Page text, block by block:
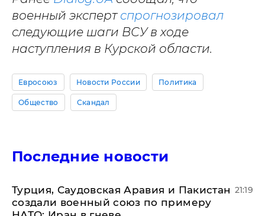
военный эксперт спрогнозировал
следующие шаги ВСУ в ходе
наступления в Курской области.
Евросоюз Новости России Политика
Общество Скандал
Последние новости
Турция, Саудовская Аравия и Пакистан
создали военный союз по примеру
21:19